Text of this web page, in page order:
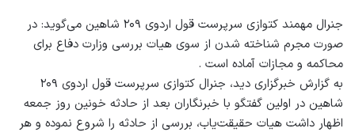
جنرال مهمند کتوازی سرپرست قول اردوی ۲۰۹ شاهین می‌گوید: در
صورت مجرم شناخته شدن از سوی هیات بررسی وزارت دفاع برای
محاکمه و مجازات آماده است .
به گزارش خبرگزاری دید، جنرال کتوازی سرپرست قول اردوی ۲۰۹
شاهین در اولین گفتگو با خبرنگاران بعد از حادثه خونین روز جمعه
اظهار داشت هیات حقیقت‌یاب، بررسی از حادثه را شروع نموده و هر